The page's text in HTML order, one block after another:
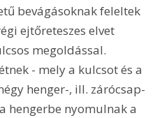
bevágásoknak feleltek
ejtőreteszes elvet
megoldással.
- mely a kulcsot és a
henger-, ill. zárócsap-
hengerbe nyomulnak a